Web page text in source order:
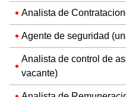
Analista de
Agente de seguridad
Analista de control de
vacante)